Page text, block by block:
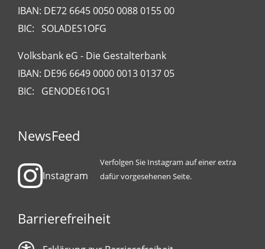
IBAN: DE72 6645 0050 0088 0155 00
BIC: SOLADES1OFG
Volksbank eG - Die Gestalterbank
IBAN: DE96 6649 0000 0013 0137 05
BIC: GENODE61OG1
NewsFeed
Instagram
Verfolgen Sie Instagram auf einer extra
dafür vorgesehenen Seite.
Barrierefreiheit